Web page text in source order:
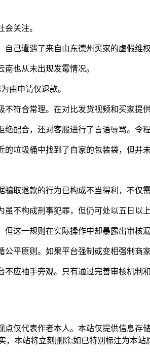
关注。
己遭遇了来自山东德州买家的虚假维权
也从未出现发霉情况。
由申请仅退款。
符合常理。在对比发货视频和买家提
配合，还对客服进行了言语辱骂。令
垃圾桶中找到了自家的包装袋，但并
取退款的行为已构成不当得利，不仅
不构成刑事犯罪，但仍可处以五日
这一规则在实际操作中却暴露出审核
平原则。如果平台强制或变相强制
应袖手旁观。只有通过完善审核机制
点仅代表作者本人。本站仅提供信息
，本站将立刻删除;如已特别标注为本